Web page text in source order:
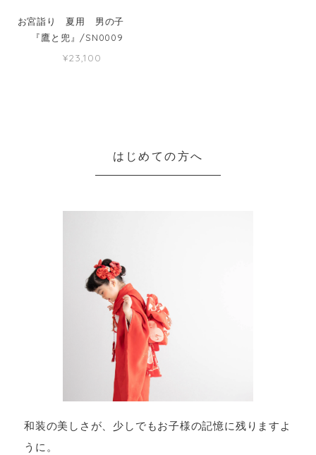
お宮詣り 夏用 男の子
『鷹と兜』/SN0009
¥23,100
はじめての方へ
和装の美しさが、少しでもお子様の記憶に残りますよ
うに。